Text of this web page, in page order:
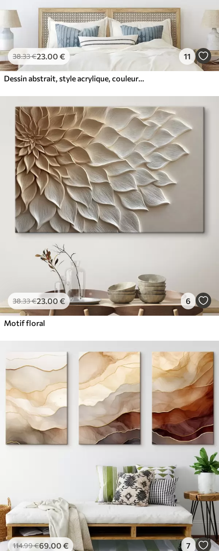
38.33€23.00 € 11
Dessin abstrait, style acrylique, couleurs douces et naturelles
38.33€23.00 € 6
Motif floral
114.99€69.00 € 7